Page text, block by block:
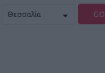
GO